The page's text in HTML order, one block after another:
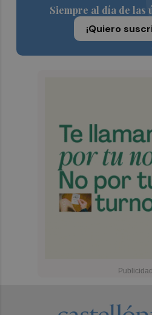
Siempre al día de las
¡Quiero